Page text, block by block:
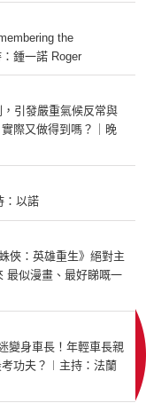
the
鍾一諾 Roger
，引發嚴重氣候反常與
際又做得到嗎？｜晚
：以諾
俠：英雄重生》絕對主
最似漫畫、最好睇嘅一
變身車長！年輕車長親
功夫？︱主持：法蘭